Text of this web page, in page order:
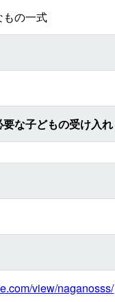
の一式
な子どもの受け入れ
view/naganosss/